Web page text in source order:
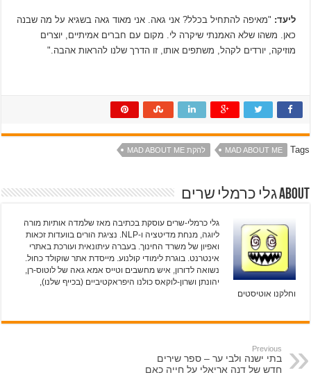
ליעד: "מאיפה להתחיל בכלל? אני גאה. אני מאוד גאה בשגיא על מה שבנה
כאן. משהו שלא האמנתי שיקרה לי. מקום עם חברים אמיתיים, יוצרים
מוזיקה, יורדים לקהל, משתפים אותו, זו הדרך שלנו להראות אהבה."
Tags
MAD ABOUT ME להקת MAD ABOUT ME
About גלי כרמלי שרים
גלי כרמלי-שרים עוסקת בכתיבה מאז שלמדה אותיות מורה
ליוגה, מנחת מדיטציה ו-NLP. נציגת הורים בוועדות זכאות
ואפיון של משרד החינוך. בעברה עיתונאית ועורכת באתרי
אינטרנט. בוגרת לימודי קולנוע. מייסדת אתר שוקולד כחול.
נשואה לדורון, איש מחשבים וטייס אמא גאה של לוטוס-רן,
יהונתן ושרון-לוקאס כולנו היפראקטיביים (בכייף שלנו),
וחלקנו אוטיסטים
Previous
בתי ישנה ולבי ער – ספר שירים
חדש של דנה אריאלי על חייה כאם